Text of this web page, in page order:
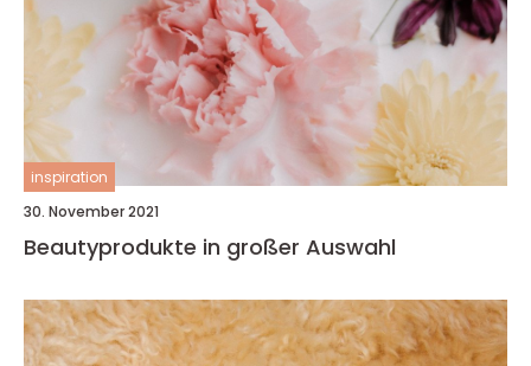
inspiration
30. November 2021
Beautyprodukte in großer Auswahl